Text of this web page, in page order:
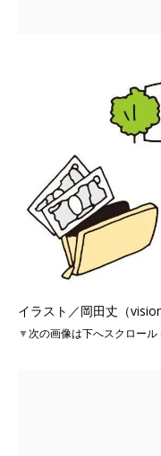
イラスト／岡田丈（
▼次の画像は下へスクロール